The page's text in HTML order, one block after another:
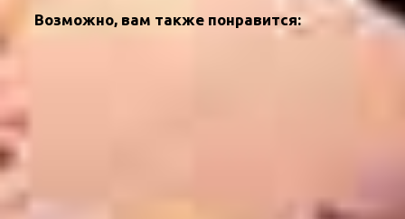
Возможно, вам также понравится: